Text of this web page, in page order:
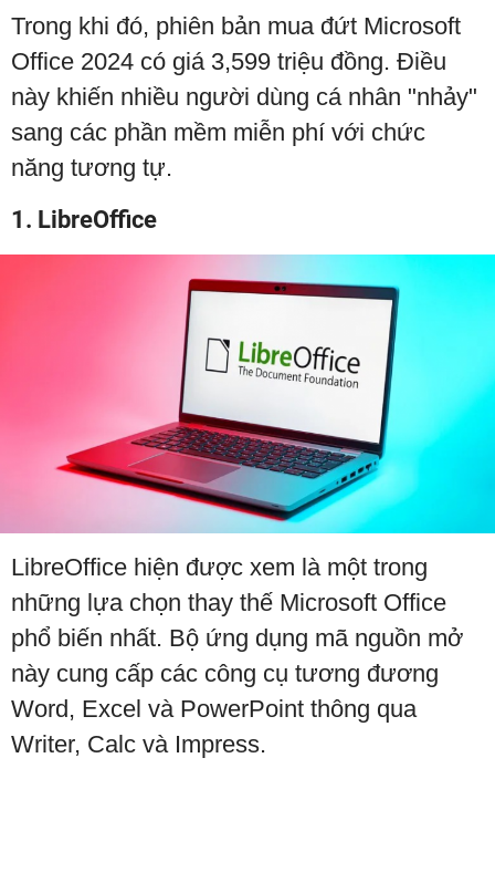
Trong khi đó, phiên bản mua đứt Microsoft
Office 2024 có giá 3,599 triệu đồng. Điều
này khiến nhiều người dùng cá nhân "nhảy"
sang các phần mềm miễn phí với chức
năng tương tự.
1. LibreOffice
LibreOffice hiện được xem là một trong
những lựa chọn thay thế Microsoft Office
phổ biến nhất. Bộ ứng dụng mã nguồn mở
này cung cấp các công cụ tương đương
Word, Excel và PowerPoint thông qua
Writer, Calc và Impress.